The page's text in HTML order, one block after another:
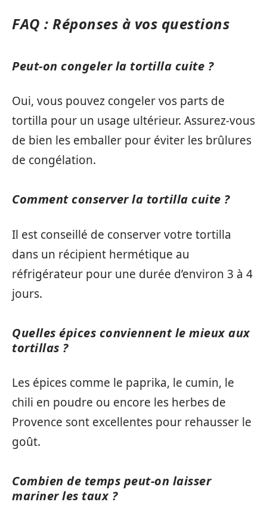
FAQ : Réponses à vos questions
Peut-on congeler la tortilla cuite ?
Oui, vous pouvez congeler vos parts de
tortilla pour un usage ultérieur. Assurez-vous
de bien les emballer pour éviter les brûlures
de congélation.
Comment conserver la tortilla cuite ?
Il est conseillé de conserver votre tortilla
dans un récipient hermétique au
réfrigérateur pour une durée d’environ 3 à 4
jours.
Quelles épices conviennent le mieux aux
tortillas ?
Les épices comme le paprika, le cumin, le
chili en poudre ou encore les herbes de
Provence sont excellentes pour rehausser le
goût.
Combien de temps peut-on laisser
mariner les taux ?